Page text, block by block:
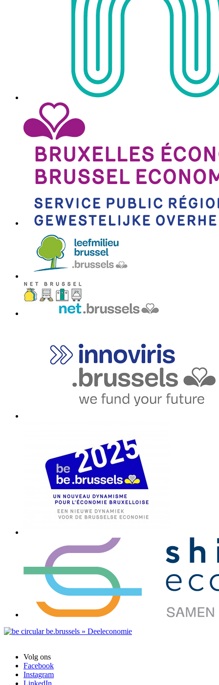
Volg ons
Facebook
Instagram